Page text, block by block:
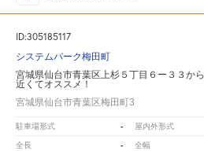
ID:305185117
システムパーク梅田町
宮城県仙台市青葉区上杉５丁目６ー３３から
近くてオススメ！
宮城県仙台市青葉区梅田町3
駐車場形式 - 屋内外形式
全長 - 全幅